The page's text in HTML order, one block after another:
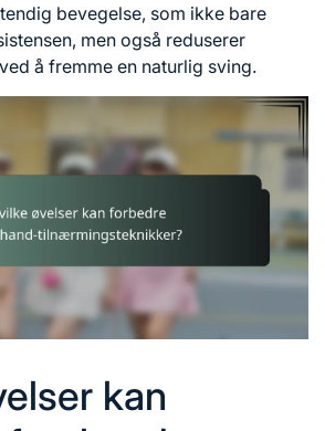
bevegelse, som ikke bare
men også reduserer
å fremme en naturlig sving.
kan